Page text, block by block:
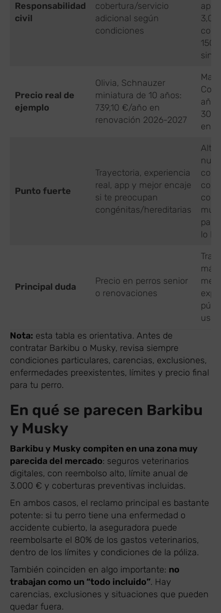
Responsabilidad
civil
cobertura/servicio
adicional según
condiciones
con
Precio real de
ejemplo
Olivia, Schnauzer
miniatura de 10 años:
739,10 €/año en
renovación 2026-2027
en
Punto fuerte
Trayectoria, experiencia
real, app y mejor encaje
si te preocupan
congénitas/hereditarias
con
muy
lo
Principal duda
Precio en perros senior
o renovaciones
más
Nota: esta tabla es orientativa. Antes de
contratar Barkibu o Musky, revisa siempre
condiciones particulares, carencias, exclusiones,
enfermedades preexistentes, límites y precio final
para tu perro.
En qué se parecen Barkibu
y Musky
Barkibu y Musky compiten en una zona muy
parecida del mercado: seguros veterinarios
digitales, con reembolso alto, límite anual de
3.000 € y coberturas preventivas incluidas.
En ambos casos, el reclamo principal es bastante
potente: si tu perro tiene una enfermedad o
accidente cubierto, la aseguradora puede
reembolsarte el 80% de los gastos veterinarios,
dentro de los límites y condiciones de la póliza.
También coinciden en algo importante: no
trabajan como un “todo incluido”. Hay
carencias, exclusiones y situaciones que pueden
quedar fuera.